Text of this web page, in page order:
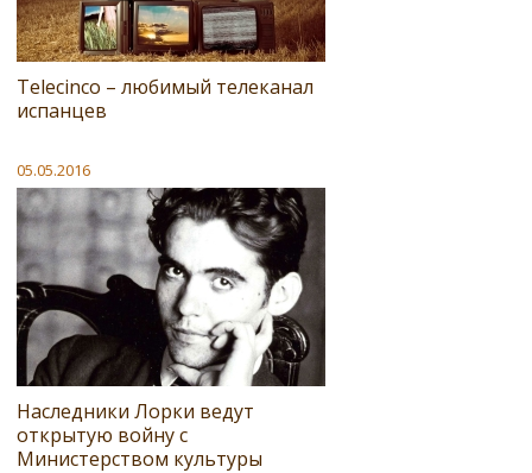
Telecinco – любимый телеканал
испанцев
05.05.2016
Наследники Лорки ведут
открытую войну с
Министерством культуры